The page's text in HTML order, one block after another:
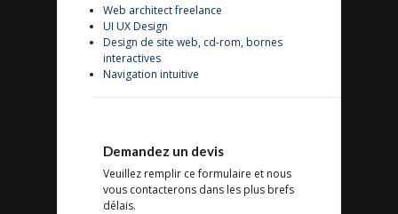
Web architect freelance
UI UX Design
Design de site web, cd-rom, bornes
interactives
Navigation intuitive
Demandez un devis
Veuillez remplir ce formulaire et nous
vous contacterons dans les plus brefs
délais.